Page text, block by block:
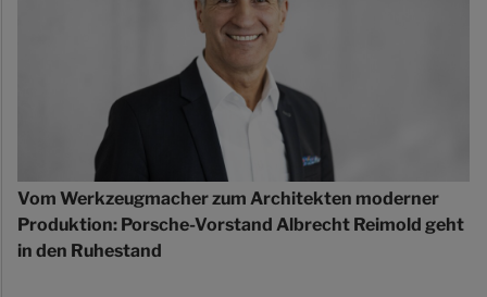
Vom Werkzeugmacher zum Architekten moderner
Produktion: Porsche-Vorstand Albrecht Reimold geht
in den Ruhestand